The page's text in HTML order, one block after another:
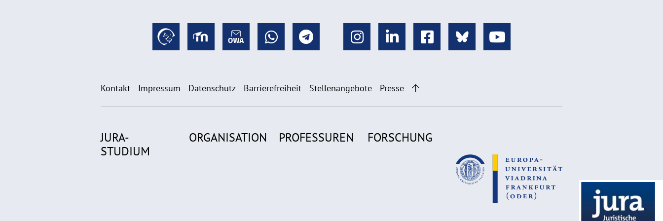
Kontakt Impressum Datenschutz Barrierefreiheit Stellenangebote Presse
JURA-
STUDIUM
ORGANISATION PROFESSUREN FORSCHUNG